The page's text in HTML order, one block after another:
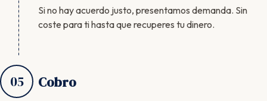
Si no hay acuerdo justo, presentamos demanda. Sin
coste para ti hasta que recuperes tu dinero.
05 Cobro